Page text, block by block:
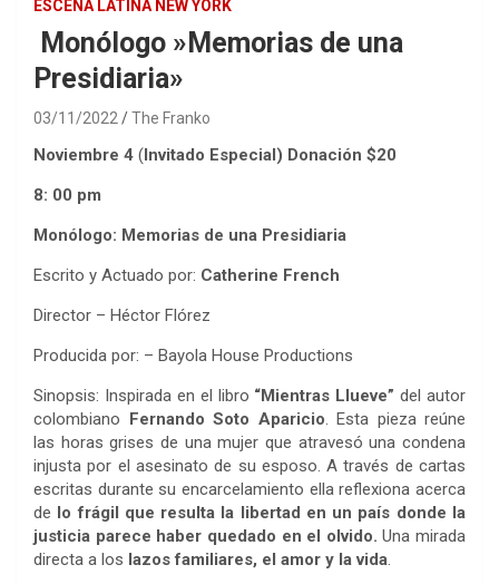
ESCENA LATINA NEW YORK
Monólogo »Memorias de una
Presidiaria»
03/11/2022 The Franko
Noviembre 4 (Invitado Especial) Donación $20
8: 00 pm
Monólogo: Memorias de una Presidiaria
Escrito y Actuado por: Catherine French
Director – Héctor Flórez
Producida por: – Bayola House Productions
Sinopsis: Inspirada en el libro “Mientras Llueve” del autor
colombiano Fernando Soto Aparicio. Esta pieza reúne
las horas grises de una mujer que atravesó una condena
injusta por el asesinato de su esposo. A través de cartas
escritas durante su encarcelamiento ella reflexiona acerca
de lo frágil que resulta la libertad en un país donde la
justicia parece haber quedado en el olvido. Una mirada
directa a los lazos familiares, el amor y la vida.